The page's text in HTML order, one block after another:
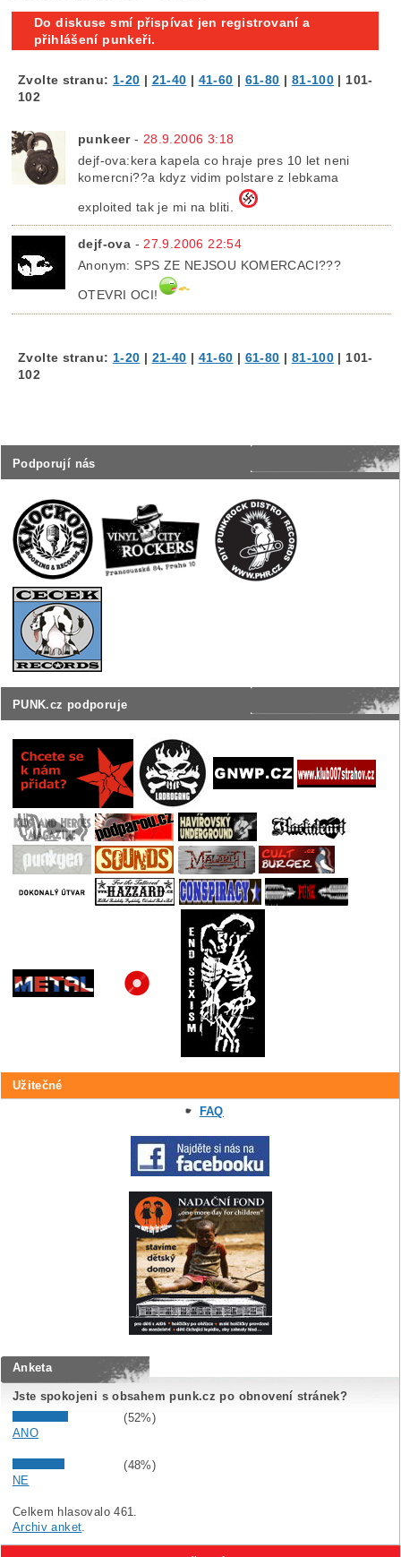
Podporují nás
PUNK.cz podporuje
Užitečné
FAQ
Do diskuse smí přispívat jen registrovaní a
přihlášení punkeři.
Zvolte stranu: 1-20 | 21-40 | 41-60 | 61-80 | 81-100 | 101-
102
punkeer- 28.9.2006 3:18
dejf-ova:kera kapela co hraje pres 10 let neni
komercni??a kdyz vidim polstare z lebkama
exploited tak je mi na bliti.
dejf-ova - 27.9.2006 22:54
Anonym: SPS ZE NEJSOU KOMERCACI???
OTEVRI OCI!
Zvolte stranu: 1-20 | 21-40 | 41-60 | 61-80 | 81-100 | 101-
102
Anketa
Jste spokojeni s obsahem punk.cz po obnovení stránek?
(52%)
ANO
(48%)
NE
Celkem hlasovalo 461.
Archiv anket